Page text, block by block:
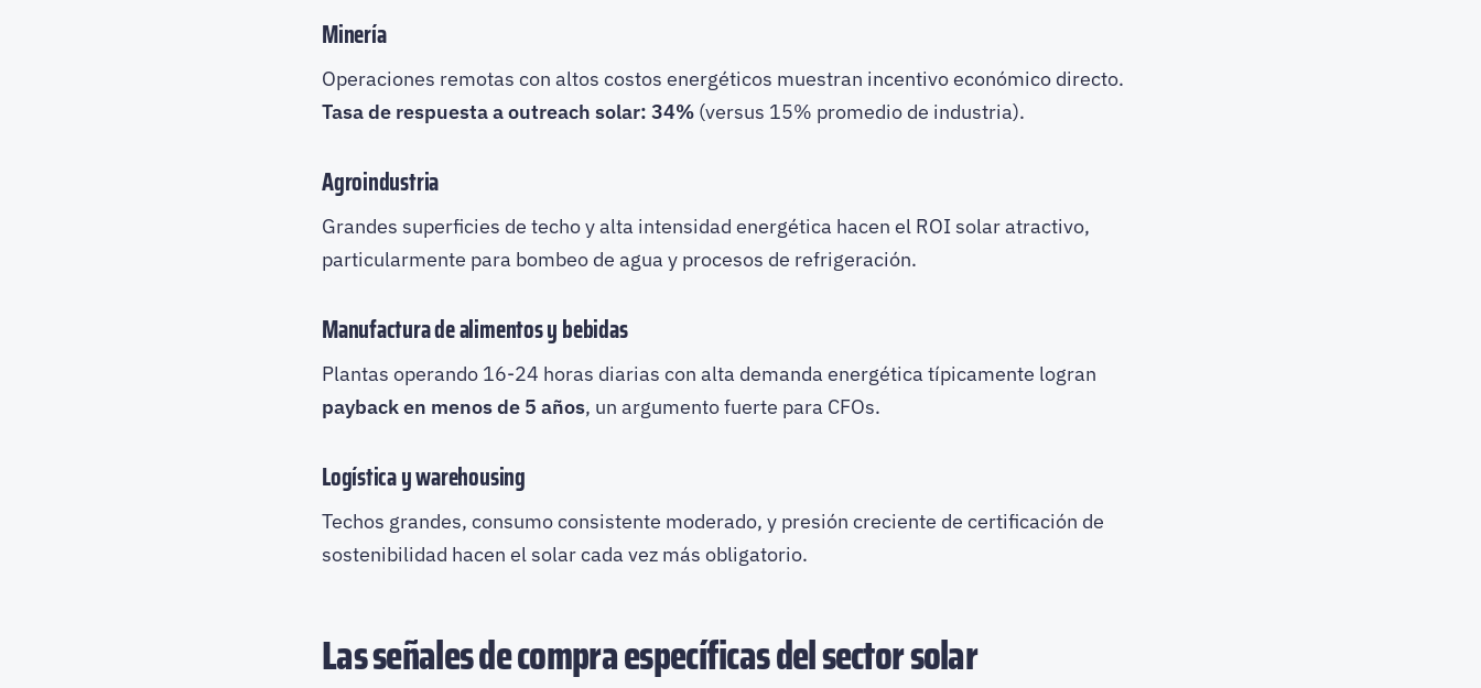
Minería
Operaciones remotas con altos costos energéticos muestran incentivo económico directo.
Tasa de respuesta a outreach solar: 34% (versus 15% promedio de industria).
Agroindustria
Grandes superficies de techo y alta intensidad energética hacen el ROI solar atractivo,
particularmente para bombeo de agua y procesos de refrigeración.
Manufactura de alimentos y bebidas
Plantas operando 16-24 horas diarias con alta demanda energética típicamente logran
payback en menos de 5 años, un argumento fuerte para CFOs.
Logística y warehousing
Techos grandes, consumo consistente moderado, y presión creciente de certificación de
sostenibilidad hacen el solar cada vez más obligatorio.
Las señales de compra específicas del sector solar